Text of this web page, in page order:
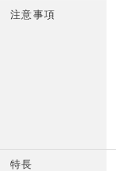
注意事項
特長